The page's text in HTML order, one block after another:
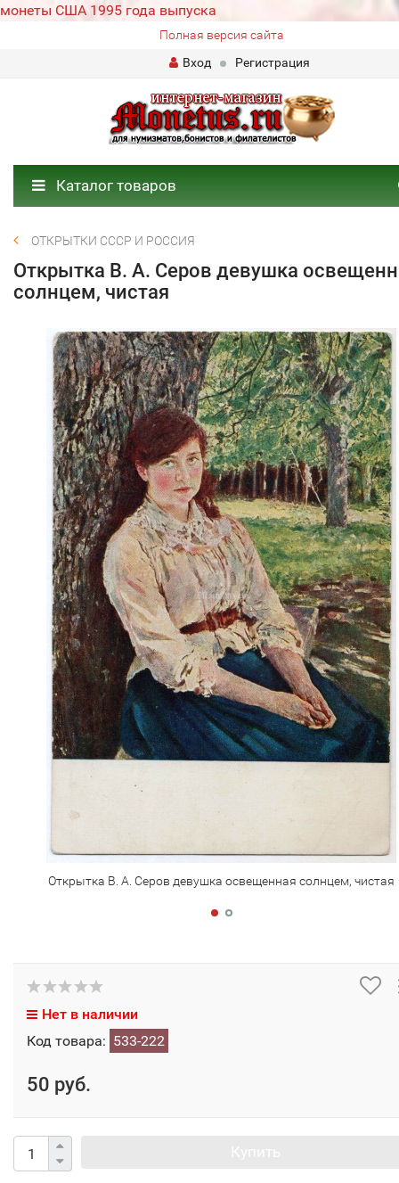
монеты США 1995 года выпуска
Полная версия сайта
Вход
Регистрация
Каталог товаров
ОТКРЫТКИ СССР И РОССИЯ
Открытка В. А. Серов девушка
солнцем, чистая
Открытка В. А. Серов девушка освещенная солнцем, чистая
Нет в наличии
Код товара: 533-222
50 руб.